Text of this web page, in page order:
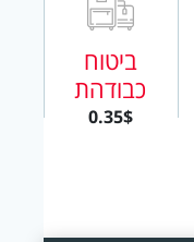
ביטוח
כבודהת
0.35$